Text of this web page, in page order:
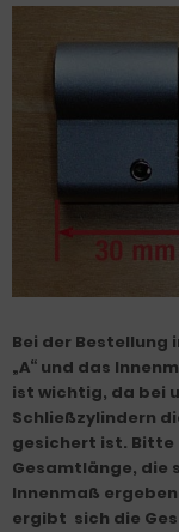
Bei der Bestellung
„A“ und das
ist wichtig, da bei
Schließzylindern
gesichert ist. Bitte
Gesamtlänge, die
Innenmaß
ergibt sich die